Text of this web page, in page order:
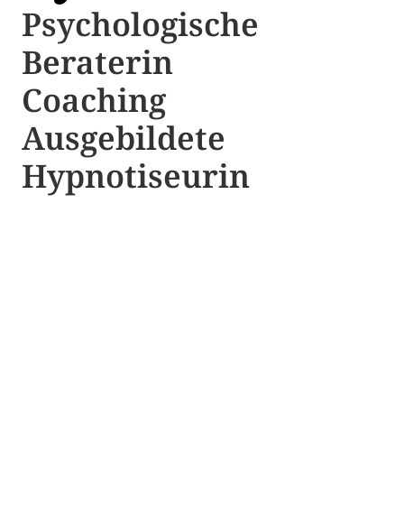
Psychologische ​​
Beraterin
Coaching
Ausgebildete​ ​
Hypnotiseurin